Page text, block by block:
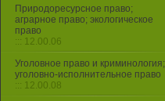
Природоресурсное право;
аграрное право; экологическое
право
::: 12.00.06
Уголовное право и криминология;
уголовно-исполнительное право
::: 12.00.08